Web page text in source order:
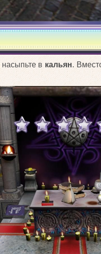
насыпьте в кальян.